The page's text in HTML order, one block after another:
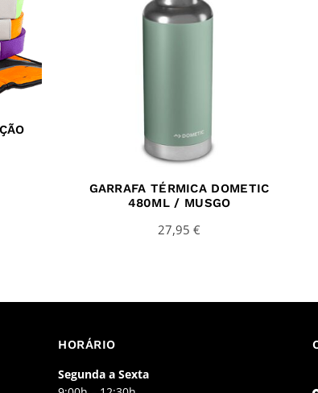
GARRAFA TÉRMICA DOMETIC
480ML / MUSGO
27,95 €
HORÁRIO
Segunda a Sexta